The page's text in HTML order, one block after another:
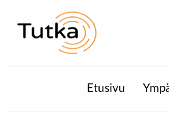
Etusivu